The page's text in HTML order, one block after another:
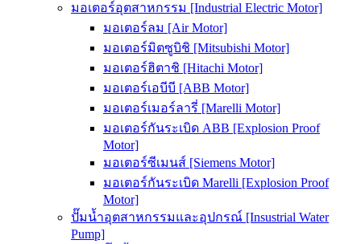
มอเตอร์อุตสาหกรรม [Industrial Electric Motor]
มอเตอร์ลม [Air Motor]
มอเตอร์มิตซูบิชิ [Mitsubishi Motor]
มอเตอร์ฮิตาชิ [Hitachi Motor]
มอเตอร์เอบีบี [ABB Motor]
มอเตอร์เมอร์ลารี่ [Marelli Motor]
มอเตอร์กันระเบิด ABB [Explosion Proof
Motor]
มอเตอร์ซีเมนส์ [Siemens Motor]
มอเตอร์กันระเบิด Marelli [Explosion Proof
Motor]
ปั๊มน้ำอุตสาหกรรมและอุปกรณ์ [Insustrial Water
Pump]